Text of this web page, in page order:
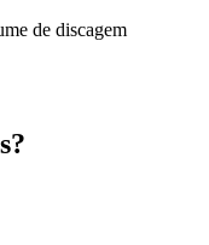
de discagem
?